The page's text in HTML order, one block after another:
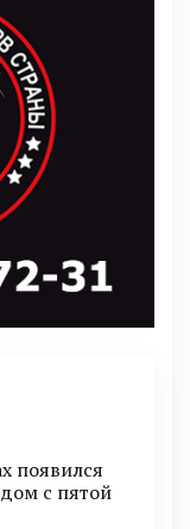
появился
с пятой